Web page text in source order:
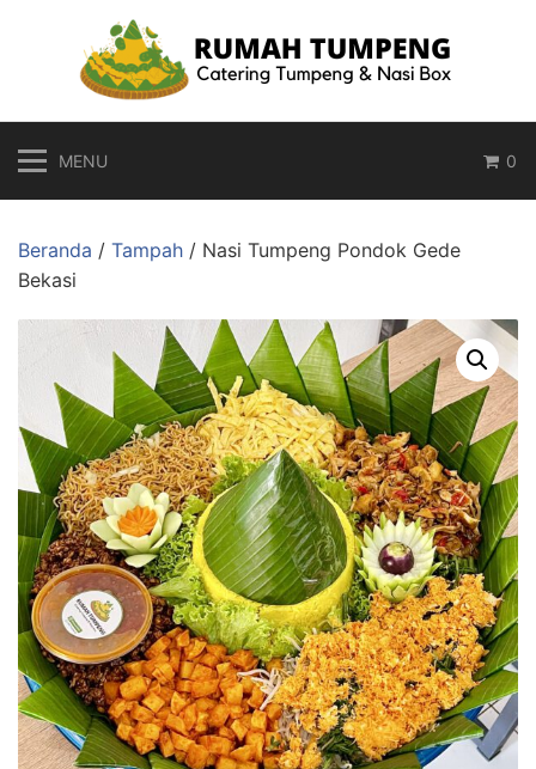
MENU 0
Beranda / Tampah / Nasi Tumpeng Pondok Gede
Bekasi